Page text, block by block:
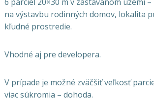
na výstavbu rodinných domov, lokalita
kľudné prostredie.
Vhodné aj pre developera.
V prípade je možné zväčšiť veľkosť
viac súkromia – dohoda.